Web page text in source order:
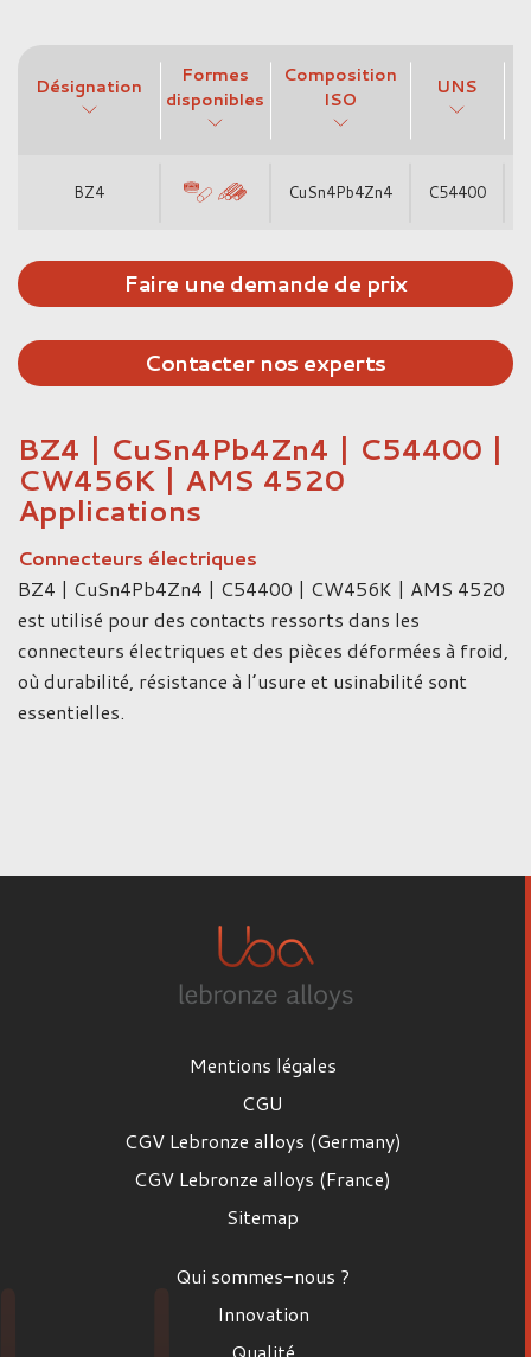
Désignation
Formes
disponibles
Composition
ISO
UNS
BZ4 CuSn4Pb4Zn4 C54400
Faire une demande de prix
Contacter nos experts
BZ4 | CuSn4Pb4Zn4 | C54400 |
CW456K | AMS 4520
Applications
Connecteurs électriques
BZ4 | CuSn4Pb4Zn4 | C54400 | CW456K | AMS 4520
est utilisé pour des contacts ressorts dans les
connecteurs électriques et des pièces déformées à froid,
où durabilité, résistance à l’usure et usinabilité sont
essentielles.
Mentions légales
CGU
CGV Lebronze alloys (Germany)
CGV Lebronze alloys (France)
Sitemap
Qui sommes-nous ?
Innovation